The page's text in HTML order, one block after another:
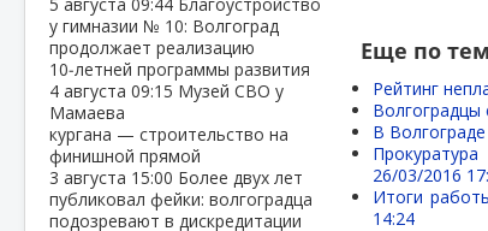
у гимназии № 10: Волгоград
продолжает реализацию
10‑летней программы развития
4 августа 09:15 Музей СВО у
Мамаева
кургана — строительство на
финишной прямой
3 августа 15:00 Более двух лет
публиковал фейки: волгоградца
подозревают в дискредитации
Еще по
Рейтинг
В
26/03/2016
Итоги
14:24